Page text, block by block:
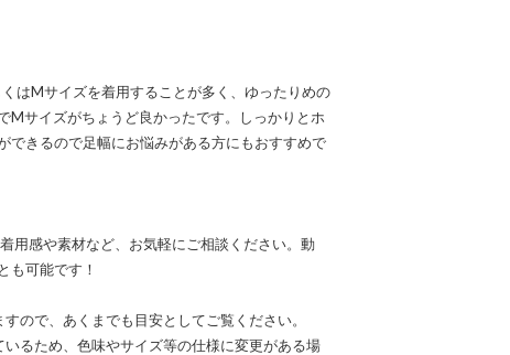
はMサイズを着用することが多く、ゆったりめの
Mサイズがちょうど良かったです。しっかりとホ
できるので足幅にお悩みがある方にもおすすめで
用感や素材など、お気軽にご相談ください。動
も可能です！
ので、あくまでも目安としてご覧ください。
るため、色味やサイズ等の仕様に変更がある場